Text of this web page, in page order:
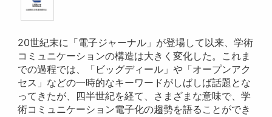
20世紀末に「電子ジャーナル」が登場して以来、学術
コミュニケーションの構造は大きく変化した。これま
での過程では、「ビッグディール」や「オープンアク
セス」などの一時的なキーワードがしばしば話題とな
ってきたが、四半世紀を経て、さまざまな意味で、学
術コミュニケーション電子化の趨勢を語ることができ